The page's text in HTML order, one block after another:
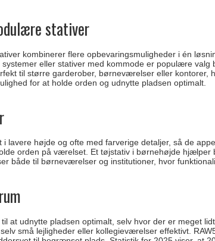
stativer
kombinerer flere opbevaringsmuligheder i én
eller stativer med kommode er populære
til større garderober, børneværelser eller kontorer,
for at holde orden og udnytte pladsen optimalt.
lavere højde og ofte med farverige detaljer, så de
orden på værelset. Et tøjstativ i børnehøjde
både til børneværelser og institutioner, hvor
at udnytte pladsen optimalt, selv hvor der er meget
små lejligheder eller kollegieværelser effektivt.